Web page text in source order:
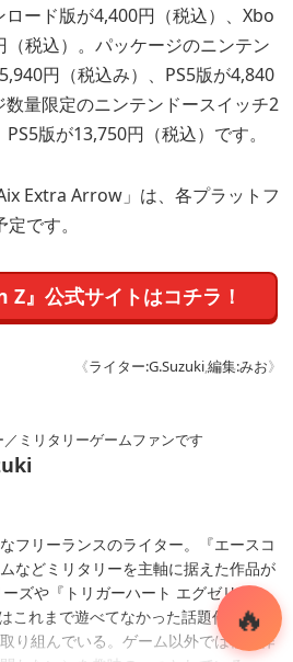
ード版が4,400円（税込）、Xbo
税込）。パッケージのニンテン
円（税込み）、PS5版が4,840
量限定のニンテンドースイッチ2
版が13,750円（税込）です。
Extra Arrow」は、各プラットフ
です。
Z』公式サイトはコチラ！
《ライター:G.Suzuki編集:みお》
／ミリタリーゲームファンです
フリーランスのライター。『エースコ
などミリタリーを主軸に据えた作品が
ズや『トリガーハート エグゼリカ』
これまで遊べてなかった話題作（クラ
り組んでいる。ゲーム以外では模型作